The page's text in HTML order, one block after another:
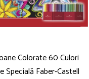
Colorate 60 Culori
Specială Faber-Castell